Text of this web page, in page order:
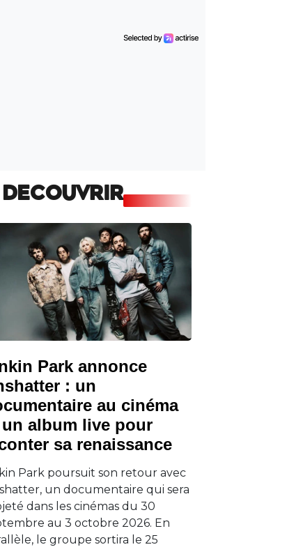
Park annonce
: un
au cinéma
album live pour
sa renaissance
Park poursuit son retour avec
un documentaire qui sera
dans les cinémas du 30
au 3 octobre 2026. En
le groupe sortira le 25